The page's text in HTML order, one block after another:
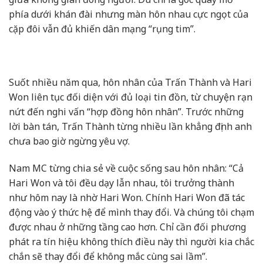
phía dưới khán đài nhưng màn hôn nhau cực ngọt của
cặp đôi vẫn đủ khiến dân mạng “rụng tim”.
Suốt nhiều năm qua, hôn nhân của Trấn Thành và Hari
Won liên tục đối diện với đủ loại tin đồn, từ chuyện rạn
nứt đến nghi vấn “hợp đồng hôn nhân”. Trước những
lời bàn tán, Trấn Thành từng nhiều lần khẳng định anh
chưa bao giờ ngừng yêu vợ.
Nam MC từng chia sẻ về cuộc sống sau hôn nhân: “Cả
Hari Won và tôi đều dạy lẫn nhau, tôi trưởng thành
như hôm nay là nhờ Hari Won. Chính Hari Won đã tác
động vào ý thức hệ để mình thay đổi. Và chúng tôi chạm
được nhau ở những tầng cao hơn. Chỉ cần đối phương
phát ra tín hiệu không thích điều này thì người kia chắc
chắn sẽ thay đổi để không mắc cùng sai lầm”.